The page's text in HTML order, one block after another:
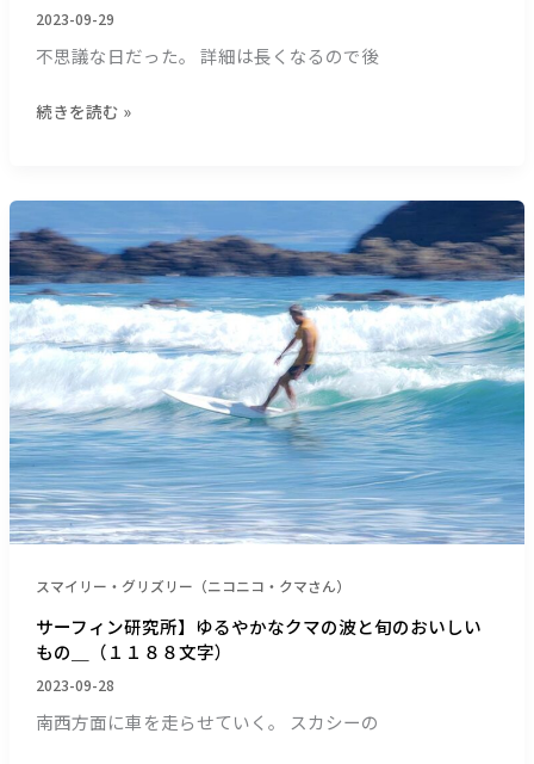
2023-09-29
不思議な日だった。 詳細は長くなるので後
＿”ニ
ー
ロ
の
周
辺
＿
（１
３
６
９
文
字）
続きを読む »
スマイリー・グリズリー（ニコニコ・クマさん）
サーフィン研究所】ゆるやかなクマの波と旬のおいしい
もの＿（１１８８文字）
2023-09-28
南西方面に車を走らせていく。 スカシーの
ー
フ
ィ
ン
研
所】
ゆ
る
や
か
な
マ
の
波
と
の